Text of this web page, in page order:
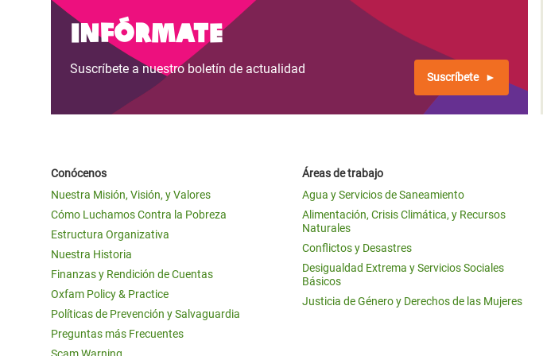
Conflictos y Desastres
Desigualdad Extrema y
Servicios Sociales Básicos
Gender, Rights, and Justice
Crisis Climática y Alimentaria
en África Oriental
Crisis de Personas Refugiadas
en Sudán del Sur
Crisis en Siria
Crisis en Yemen
#ActuaPorElClima
Erradiquemos el Sufrimiento Humano que
se Oculta tras los Alimentos
¡Basta! Acabemos con las violencias contra
ayuda
navegación
Infórmate
Suscríbete a nuestro boletín de actualidad
Suscríbete
Conócenos
Nuestra Misión, Visión, y Valores
Cómo Luchamos Contra la Pobreza
Estructura Organizativa
Nuestra Historia
Finanzas y Rendición de Cuentas
Oxfam Policy & Practice
Políticas de Prevención y Salvaguardia
Preguntas más Frecuentes
Áreas de trabajo
Agua y Servicios de Saneamiento
Alimentación, Crisis Climática, y Recursos
Naturales
Conflictos y Desastres
Desigualdad Extrema y Servicios Sociales
Básicos
Justicia de Género y Derechos de las Mujeres